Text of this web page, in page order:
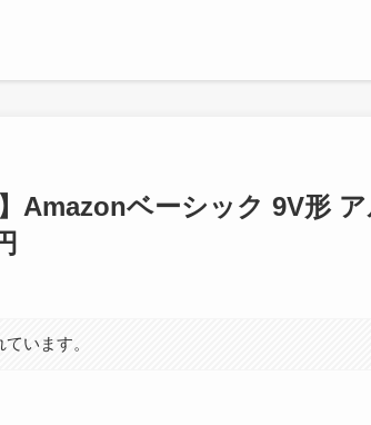
Amazonベーシック 9V形
います。